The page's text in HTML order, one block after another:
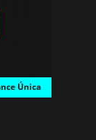
Única